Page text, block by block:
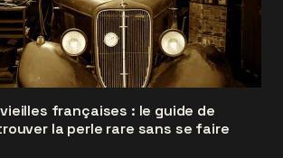
françaises : le guide de
la perle rare sans se faire